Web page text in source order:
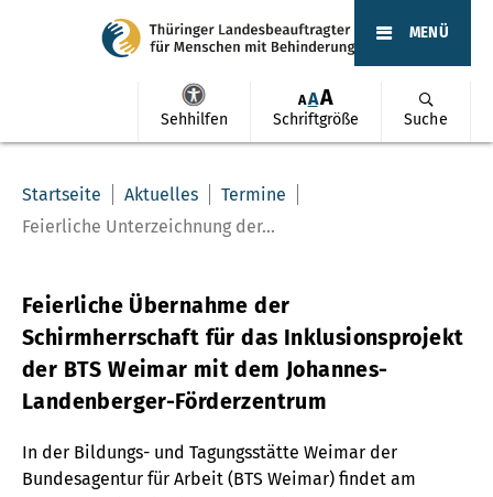
Sehhilfen
AAA
Schriftgröße Suche
MENÜ
Startseite Aktuelles
Termine
Feierliche Unterzeichnung der...
Feierliche Übernahme der
Schirmherrschaft für das Inklusionsprojekt
der BTS Weimar mit dem Johannes-
Landenberger-Förderzentrum
In der Bildungs- und Tagungsstätte Weimar der
Bundesagentur für Arbeit (BTS Weimar) findet am